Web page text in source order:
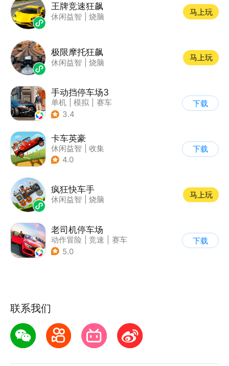
王牌竞速狂飙
休闲益智 烧脑
马上玩
极限摩托狂飙
休闲益智 烧脑
马上玩
手动挡停车场3
单机 模拟
赛车
| 开放世界
3.4
下载
卡车英豪
休闲益智
收集
4.0
下载
疯狂快车手
休闲益智 烧脑
马上玩
老司机停车场
动作冒险 竞速
赛车
| 写实
5.0
下载
联系我们